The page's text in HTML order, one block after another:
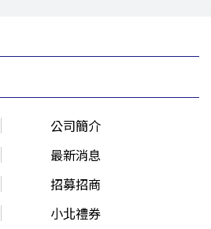
公司簡介
最新消息
招募招商
小北禮券